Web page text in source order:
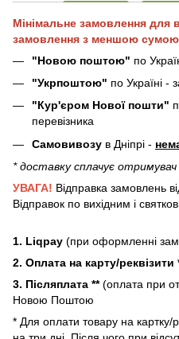
Мінімальне замовлення для
замовлення з меншою
"Новою поштою" по
"Укрпоштою" по Україні -
"Кур'єром Нової пошти"
перевізника
Самовивозу в Дніпрі -
* доставку сплачує отримувач
УВАГА! Відправка замовлень
Відправок по вихідним і
1. Liqpay (при оформленні
2. Оплата на карту/реквізити
3. Післяплата **(оплата при
Новою Поштою
* Для оплати товару на картку/